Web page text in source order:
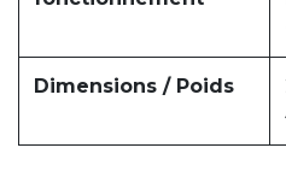
Dimensions / Poids